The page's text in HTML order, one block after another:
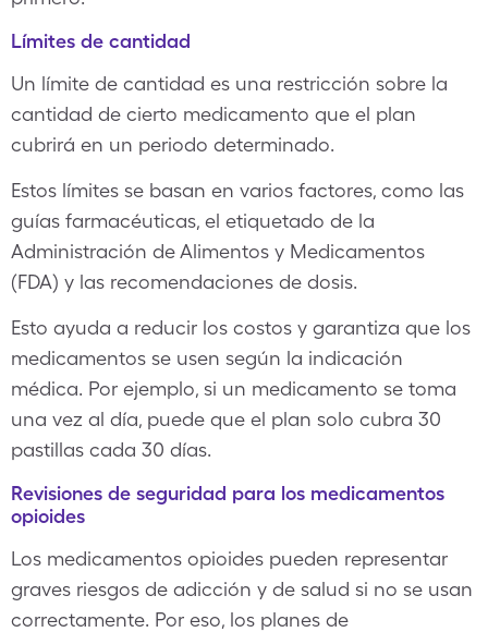
Límites de cantidad
Un límite de cantidad es una restricción sobre la
cantidad de cierto medicamento que el plan
cubrirá en un periodo determinado.
Estos límites se basan en varios factores, como las
guías farmacéuticas, el etiquetado de la
Administración de Alimentos y Medicamentos
(FDA) y las recomendaciones de dosis.
Esto ayuda a reducir los costos y garantiza que los
medicamentos se usen según la indicación
médica. Por ejemplo, si un medicamento se toma
una vez al día, puede que el plan solo cubra 30
pastillas cada 30 días.
Revisiones de seguridad para los medicamentos
opioides
Los medicamentos opioides pueden representar
graves riesgos de adicción y de salud si no se usan
correctamente. Por eso, los planes de